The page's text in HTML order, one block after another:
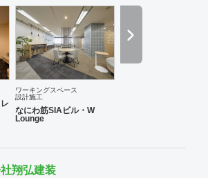
などを行う機会も増えています。 私たちのビジ
には「ClientFirst=すべてはクライアントのた
いう考え方があり、クライアントからの要望や
して考え抜く姿勢を徹底することで、期待以
出していきたいと考えています。 【事業内
存建築物のリモデルに関する企画、設計 2. 既
リモデルに関する工事請負業務 3. オフィスの
アウト、設計 4. 宿泊施設、商業施設等の企
5. ディスプレイの企画、設計 6. 全各号に関す
管理、プロジェクトマネジメント
ワーキングスペース
設計施工
なにわ筋SIAビル・W
Lounge
翔弘建装